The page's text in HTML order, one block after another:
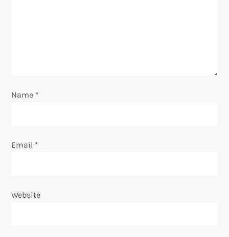
Name *
Email *
Website